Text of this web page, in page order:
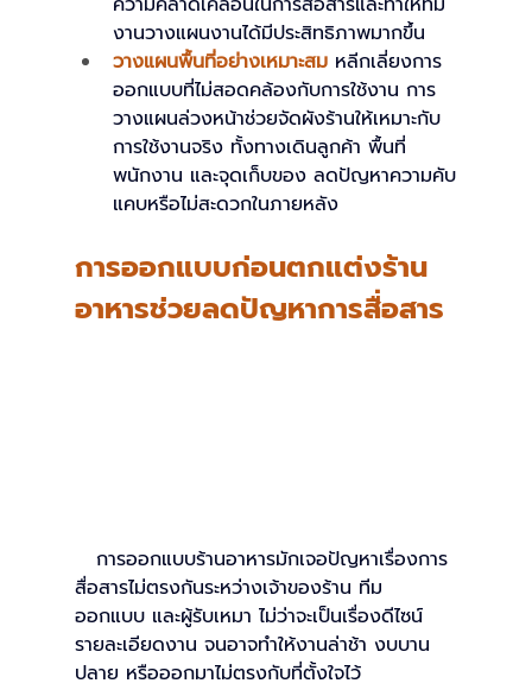
งานวางแผนงานได้มีประสิทธิภาพมากขึ้น
วางแผนพื้นที่อย่างเหมาะสม หลีกเลี่ยงการ
ออกแบบที่ไม่สอดคล้องกับการใช้งาน การ
วางแผนล่วงหน้าช่วยจัดผังร้านให้เหมาะกับ
การใช้งานจริง ทั้งทางเดินลูกค้า พื้นที่
พนักงาน และจุดเก็บของ ลดปัญหาความคับ
แคบหรือไม่สะดวกในภายหลัง
การออกแบบก่อนตกแต่งร้าน
อาหารช่วยลดปัญหาการสื่อสาร
การออกแบบร้านอาหารมักเจอปัญหาเรื่องการ
สื่อสารไม่ตรงกันระหว่างเจ้าของร้าน ทีม
ออกแบบ และผู้รับเหมา ไม่ว่าจะเป็นเรื่องดีไซน์
รายละเอียดงาน จนอาจทำให้งานล่าช้า งบบาน
ปลาย หรือออกมาไม่ตรงกับที่ตั้งใจไว้